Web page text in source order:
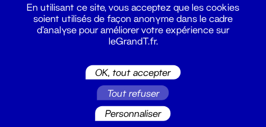
En utilisant ce site, vous acceptez que les cookies
soient utilisés de façon anonyme dans le cadre
d'analyse pour améliorer votre expérience sur
leGrandT.fr.
OK, tout accepter
Tout refuser
Personnaliser